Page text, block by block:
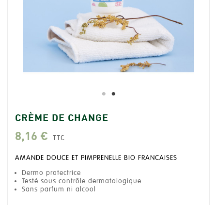
CRÈME DE CHANGE
8,16 € TTC
AMANDE DOUCE ET PIMPRENELLE BIO FRANCAISES
Dermo protectrice
Testé sous contrôle dermatologique
Sans parfum ni alcool